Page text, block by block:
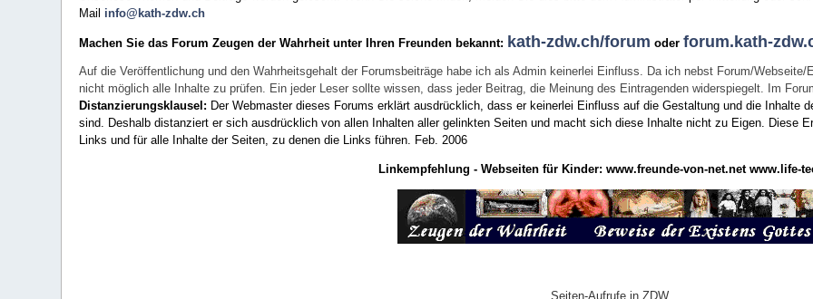
Mail info@kath-zdw.ch
Machen Sie das Forum Zeugen der Wahrheit unter Ihren Freunden bekannt: kath-zdw.ch/forum oderforum.kath-
Auf die Veröffentlichung und den Wahrheitsgehalt der Forumsbeiträge habe ich als Admin keinerlei Einfluss. Da ich nebst Forum/
nicht möglich alle Inhalte zu prüfen. Ein jeder Leser sollte wissen, dass jeder Beitrag, die Meinung des Eintragenden widerspiegelt. Im
Distanzierungsklausel: Der Webmaster dieses Forums erklärt ausdrücklich, dass er keinerlei Einfluss auf die Gestaltung und die Inhalte
sind. Deshalb distanziert er sich ausdrücklich von allen Inhalten aller gelinkten Seiten und macht sich diese Inhalte nicht zu Eigen. Diese
Links und für alle Inhalte der Seiten, zu denen die Links führen. Feb. 2006
Linkempfehlung - Webseiten für Kinder: www.freunde-von-net.net www.life-
Seiten-Aufrufe in ZDW